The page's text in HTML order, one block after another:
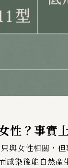
性？事實
與女性相關，
感染後能自然產